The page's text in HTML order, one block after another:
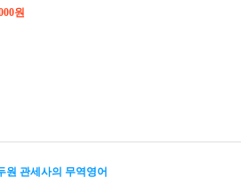
원
원 관세사의 무역영어